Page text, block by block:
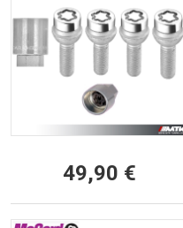
49,90 €